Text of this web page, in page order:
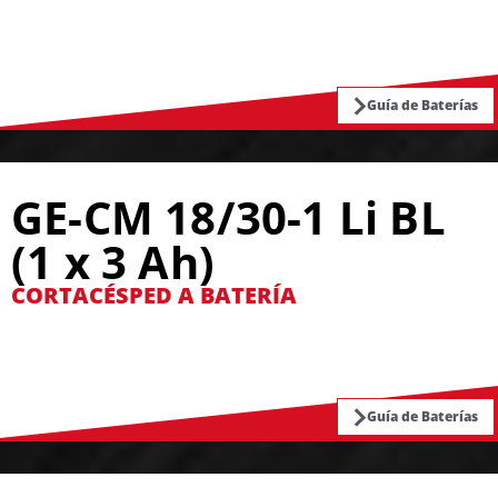
Guía de Baterías
GE-CM 18/30-1 Li BL
(1 x 3 Ah)
CORTACÉSPED A BATERÍA
Guía de Baterías